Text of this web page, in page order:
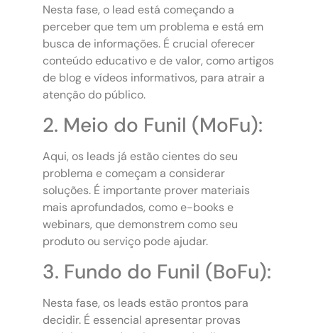
Nesta fase, o lead está começando a
perceber que tem um problema e está em
busca de informações. É crucial oferecer
conteúdo educativo e de valor, como artigos
de blog e vídeos informativos, para atrair a
atenção do público.
2. Meio do Funil (MoFu):
Aqui, os leads já estão cientes do seu
problema e começam a considerar
soluções. É importante prover materiais
mais aprofundados, como e-books e
webinars, que demonstrem como seu
produto ou serviço pode ajudar.
3. Fundo do Funil (BoFu):
Nesta fase, os leads estão prontos para
decidir. É essencial apresentar provas